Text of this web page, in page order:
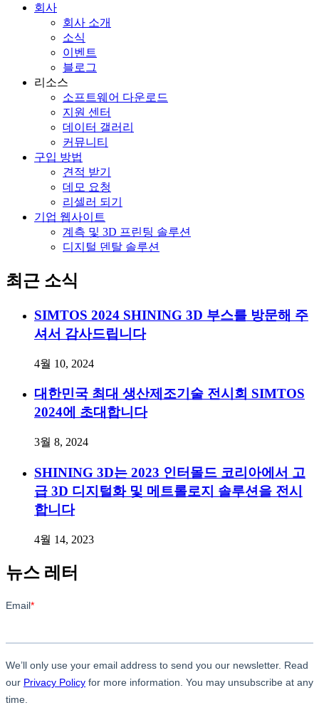
회사
회사 소개
소식
이벤트
블로그
리소스
소프트웨어 다운로드
지원 센터
데이터 갤러리
커뮤니티
구입 방법
견적 받기
데모 요청
리셀러 되기
기업 웹사이트
계측 및 3D 프린팅 솔루션
디지털 덴탈 솔루션
최근 소식
SIMTOS 2024 SHINING 3D 부스를 방문해 주
셔서 감사드립니다
4월 10, 2024
대한민국 최대 생산제조기술 전시회 SIMTOS
2024에 초대합니다
3월 8, 2024
SHINING 3D는 2023 인터몰드 코리아에서 고
급 3D 디지털화 및 메트롤로지 솔루션을 전시
합니다
4월 14, 2023
뉴스 레터